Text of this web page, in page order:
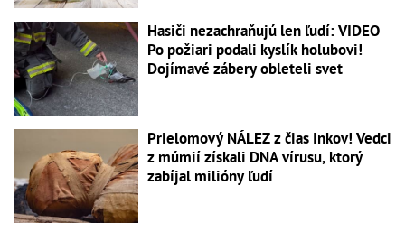
Hasiči nezachraňujú len ľudí: VIDEO
Po požiari podali kyslík holubovi!
Dojímavé zábery obleteli svet
Prielomový NÁLEZ z čias Inkov! Vedci
z múmií získali DNA vírusu, ktorý
zabíjal milióny ľudí